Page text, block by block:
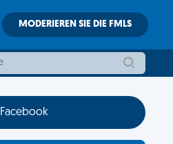
MODERIEREN SIE DIE FMLS